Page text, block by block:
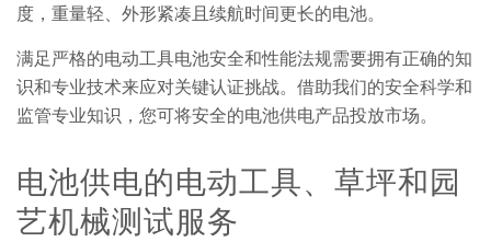
度，重量轻、外形紧凑且续航时间更长的电池。
满足严格的电动工具电池安全和性能法规需要拥有正确的知
识和专业技术来应对关键认证挑战。借助我们的安全科学和
监管专业知识，您可将安全的电池供电产品投放市场。
电池供电的电动工具、草坪和园
艺机械测试服务